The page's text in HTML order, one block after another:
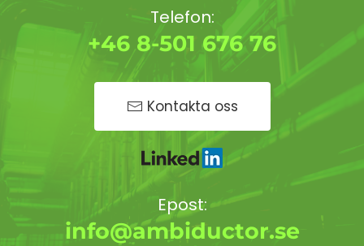
Telefon:
+46 8-501 676 76
Kontakta oss
Epost:
info@ambiductor.se